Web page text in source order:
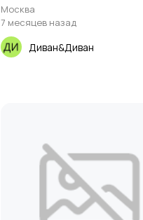
Москва
7 месяцев назад
Диван&Диван